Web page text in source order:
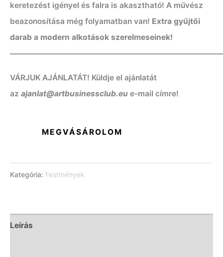
keretezést igényel és falra is akasztható! A művész
beazonosítása még folyamatban van! Extra gyűjtői
darab a modern alkotások szerelmeseinek!
VÁRJUK AJÁNLATÁT! Küldje el ajánlatát
az ajanlat@artbusinessclub.eu e-mail címre!
MEGVÁSÁROLOM
Kategória: Festmények
Leírás